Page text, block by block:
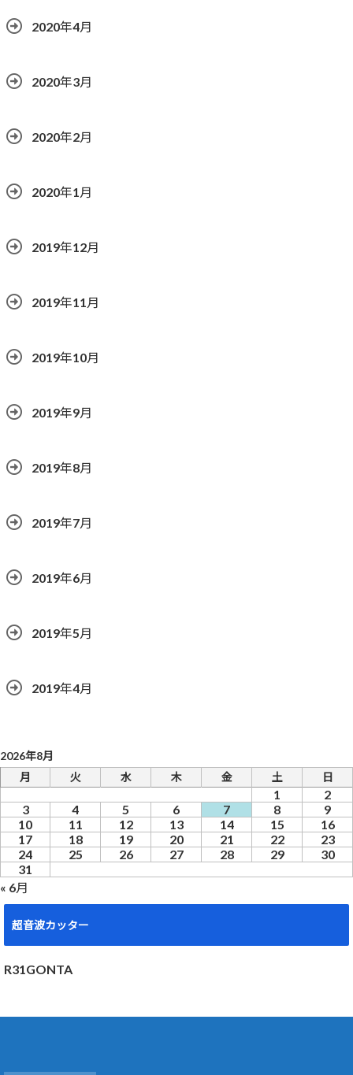
2020年4月
2020年3月
2020年2月
2020年1月
2019年12月
2019年11月
2019年10月
2019年9月
2019年8月
2019年7月
2019年6月
2019年5月
2019年4月
2026年8月
月
火 水 木 金 土 日
1
2
3
4 5 6 7 8
9
10
11 12 13 14 15
16
17
18 19 20 21 22
23
24
25 26 27 28 29
30
31
« 6月
超音波カッター
R31GONTA